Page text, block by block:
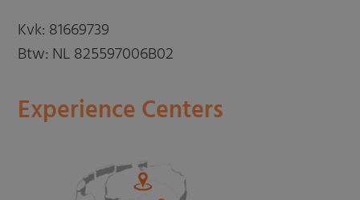
Kvk: 81669739
Btw: NL 825597006B02
Experience Centers